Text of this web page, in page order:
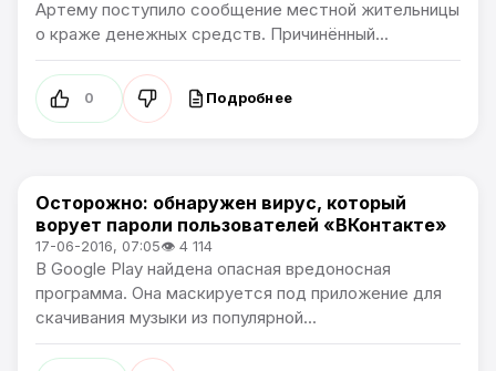
Артему поступило сообщение местной жительницы
о краже денежных средств. Причинённый...
0 Подробнее
Происшествия
Осторожно: обнаружен вирус, который
ворует пароли пользователей «ВКонтакте»
17-06-2016, 07:05👁 4 114
В Google Play найдена опасная вредоносная
программа. Она маскируется под приложение для
скачивания музыки из популярной...